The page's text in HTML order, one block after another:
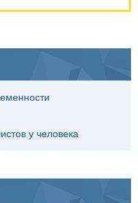
у человека